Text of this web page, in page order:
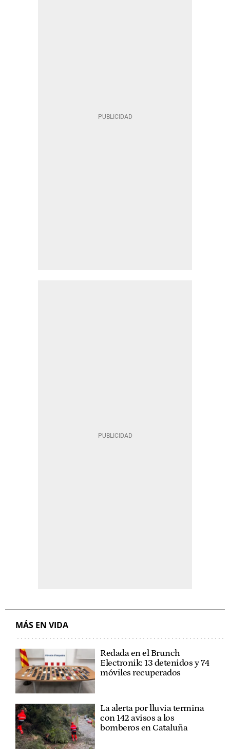
MÁS EN VIDA
Redada en el Brunch
Electronik: 13 detenidos y 74
móviles recuperados
La alerta por lluvia termina
con 142 avisos a los
bomberos en Cataluña